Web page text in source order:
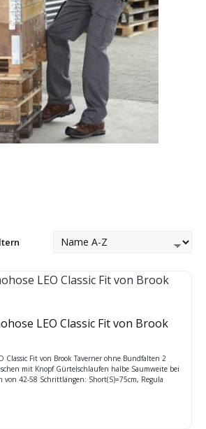
LEO Classic Fit von Brook
Classic Fit von Brook Taverner ohne Bundfalten 2
mit Knopf Gürtelschlaufen halbe Saumweite bei
von 42-58 Schrittlängen: Short(S)=75cm, Regula